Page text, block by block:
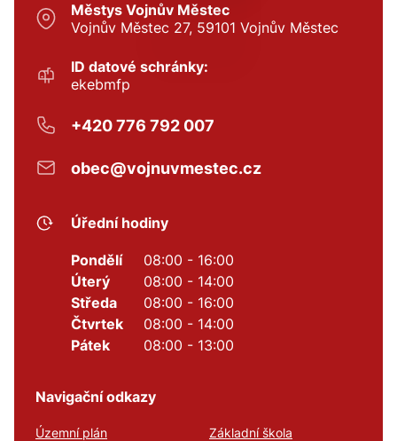
Městys Vojnův Městec
Vojnův Městec 27, 59101 Vojnův Městec
ID datové schránky:
ekebmfp
+420 776 792 007
obec@vojnuvmestec.cz
Úřední hodiny
Pondělí
08:00 - 16:00
Úterý
08:00 - 14:00
Středa
08:00 - 16:00
Čtvrtek
08:00 - 14:00
Pátek
08:00 - 13:00
Navigační odkazy
Územní plán Základní škola